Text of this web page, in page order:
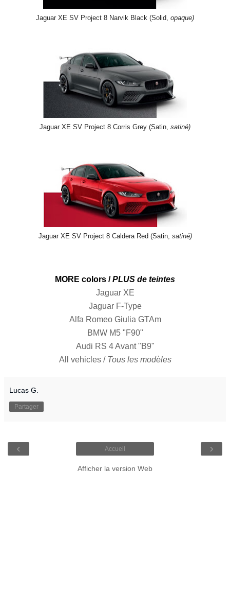
Jaguar XE SV Project 8 Narvik Black (Solid, opaque)
Jaguar XE SV Project 8 Corris Grey (Satin, satiné)
Jaguar XE SV Project 8 Caldera Red (Satin, satiné)
MORE colors /PLUS de teintes
Jaguar XE
Jaguar F-Type
Alfa Romeo Giulia GTAm
BMW M5 "F90"
Audi RS 4 Avant "B9"
All vehicles / Tous les modèles
Lucas G.
Partager
‹ ›
Accueil
Afficher la version Web